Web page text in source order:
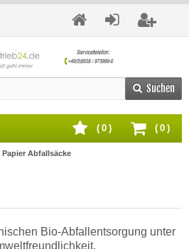
Suchen
( 0 )
( 0 )
Papier Abfallsäcke
Bio-Abfallentsorgung unter